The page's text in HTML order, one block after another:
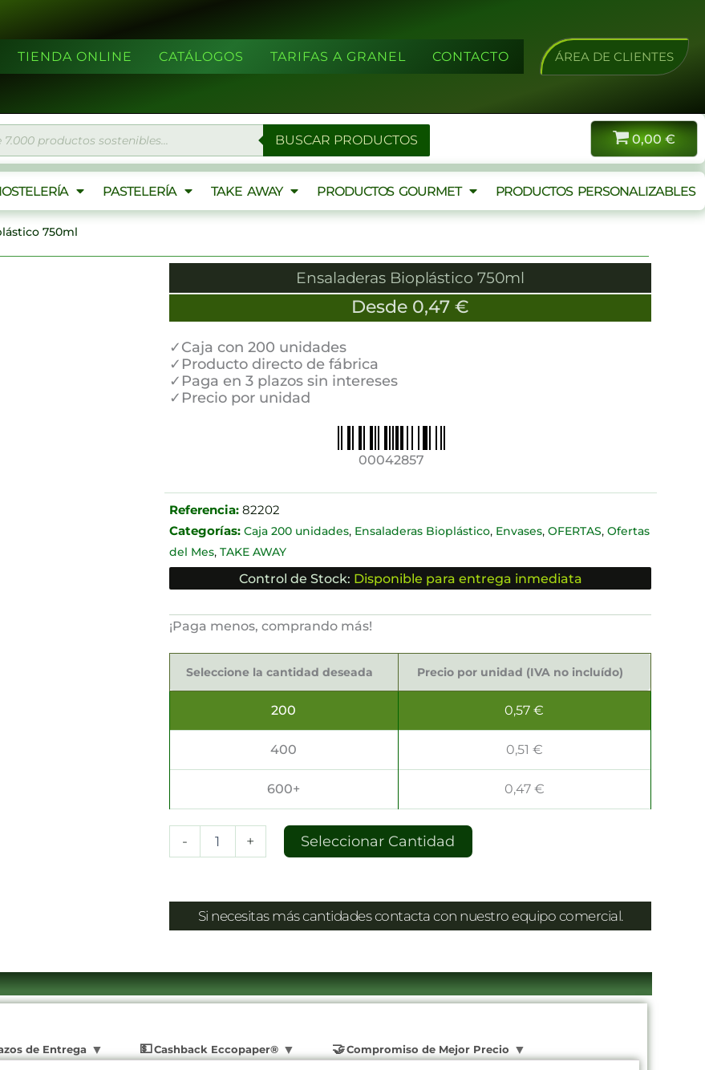
TIENDA ONLINE CATÁLOGOS TARIFAS A GRANEL CONTACTO ÁREA DE CLIENTES
BUSCAR PRODUCTOS 0,00 €
PASTELERÍA TAKE AWAY PRODUCTOS GOURMET PRODUCTOS PERSONALIZABLES
750ml
Ensaladeras Bioplástico 750ml
Desde 0,47€
✓Caja con 200 unidades
✓Producto directo de fábrica
✓Paga en 3 plazos sin intereses
✓Precio por unidad
00042857
Referencia: 82202
Categorías: Caja 200 unidades, Ensaladeras Bioplástico, Envases, OFERTAS, Ofertas
del Mes, TAKE AWAY
Control de Stock: Disponible para entrega inmediata
¡Paga menos, comprando más!
Seleccione la cantidad deseada Precio por unidad (IVA no incluído)
200 0,57 €
400 0,51 €
600+ 0,47 €
-
750ml
cantidad
+ Seleccionar Cantidad
Si necesitas más cantidades contacta con nuestro equipo comercial.
de Entrega Cashback Eccopaper® Compromiso de Mejor Precio